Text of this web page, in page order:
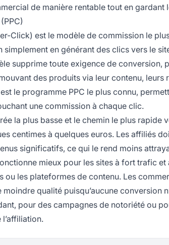
de manière rentable tout en gardant
Click) est le modèle de commission le
en générant des clics vers le
supprime toute exigence de conversion,
des produits via leur contenu, leurs
le programme PPC le plus connu,
une commission à chaque clic.
la plus basse et le chemin le plus rapide
centimes à quelques euros. Les affiliés
significatifs, ce qui le rend moins
mieux pour les sites à fort trafic
ou les plateformes de contenu. Les
qualité puisqu’aucune conversion
pour des campagnes de notoriété ou
l’affiliation.